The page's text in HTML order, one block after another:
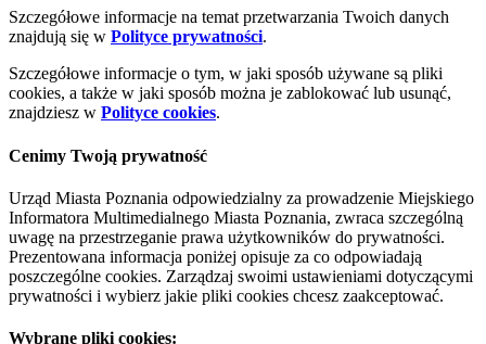
Szczegółowe informacje na temat przetwarzania Twoich danych
znajdują się w Polityce prywatności.
Szczegółowe informacje o tym, w jaki sposób używane są pliki
cookies, a także w jaki sposób można je zablokować lub usunąć,
znajdziesz w Polityce cookies.
Cenimy Twoją prywatność
Urząd Miasta Poznania odpowiedzialny za prowadzenie Miejskiego
Informatora Multimedialnego Miasta Poznania, zwraca szczególną
uwagę na przestrzeganie prawa użytkowników do prywatności.
Prezentowana informacja poniżej opisuje za co odpowiadają
poszczególne cookies. Zarządzaj swoimi ustawieniami dotyczącymi
prywatności i wybierz jakie pliki cookies chcesz zaakceptować.
Wybrane pliki cookies: